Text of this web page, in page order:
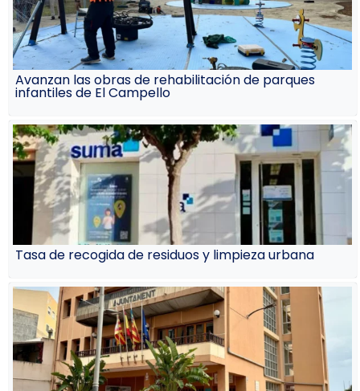
Avanzan las obras de rehabilitación de parques
infantiles de El Campello
Tasa de recogida de residuos y limpieza urbana